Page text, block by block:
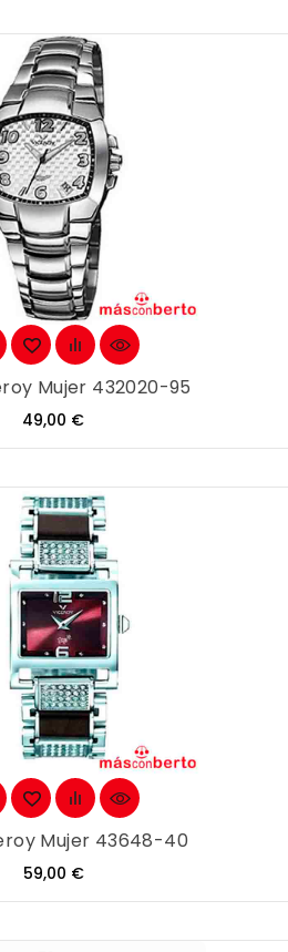
Mujer 432020-95
Precio
49,00 €
Mujer 43648-40
Precio
59,00 €